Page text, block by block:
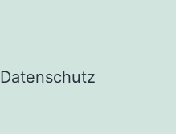
Datenschutz